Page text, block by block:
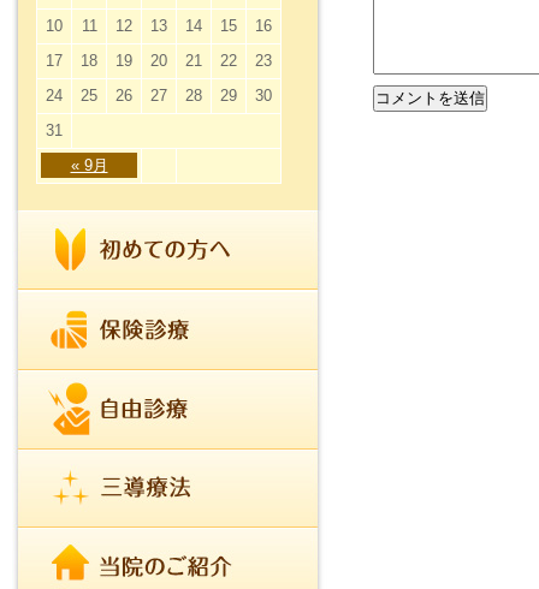
« 9月
10
11 12 13 14 15
16
17
18 19 20 21 22
23
24
25 26 27 28 29
30
31